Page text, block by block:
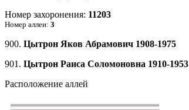
Номер захоронения: 11203
Номер аллеи: 3
900. Цытрон Яков Абрамович 1908-1975
901. Цытрон Раиса Соломоновна 1910-1953
Расположение аллей